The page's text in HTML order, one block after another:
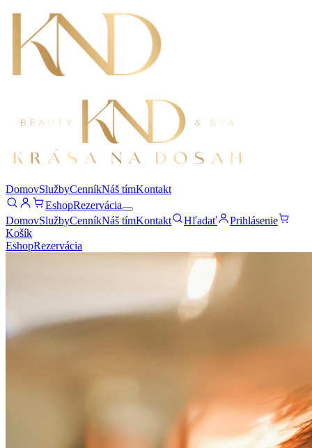
DomovSlužbyCenníkNáš tímKontakt
EshopRezervácia
DomovSlužbyCenníkNáš tímKontakt Hľadať
Prihlásenie
Košík
EshopRezervácia